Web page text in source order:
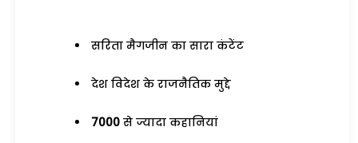
सरिता मैगजीन का सारा कंटेंट
देश विदेश के राजनैतिक मुद्दे
7000 से ज्यादा कहानियां